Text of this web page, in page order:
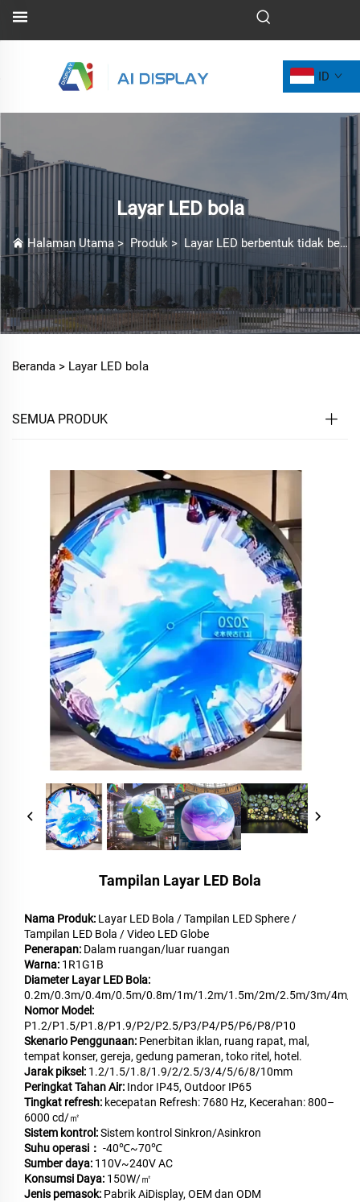
ID
Layar LED bola
Halaman Utama > Produk > Layar LED berbentuk tidak beraturan
Beranda > Layar LED bola
SEMUA PRODUK
Tampilan Layar LED Bola
Nama Produk: Layar LED Bola / Tampilan LED Sphere /
Tampilan LED Bola / Video LED Globe
Penerapan: Dalam ruangan/luar ruangan
Warna: 1R1G1B
Diameter Layar LED Bola:
0.2m/0.3m/0.4m/0.5m/0.8m/1m/1.2m/1.5m/2m/2.5m/3m/4m/
Nomor Model:
P1.2/P1.5/P1.8/P1.9/P2/P2.5/P3/P4/P5/P6/P8/P10
Skenario Penggunaan: Penerbitan iklan, ruang rapat, mal,
tempat konser, gereja, gedung pameran, toko ritel, hotel.
Jarak piksel: 1.2/1.5/1.8/1.9/2/2.5/3/4/5/6/8/10mm
Peringkat Tahan Air: Indor IP45, Outdoor IP65
Tingkat refresh: kecepatan Refresh: 7680 Hz, Kecerahan: 800–
6000 cd/㎡
Sistem kontrol:Sistem kontrol Sinkron/Asinkron
Suhu operasi： -40℃~70℃
Sumber daya: 110V~240V AC
Konsumsi Daya: 150W/㎡
Jenis pemasok: Pabrik AiDisplay, OEM dan ODM